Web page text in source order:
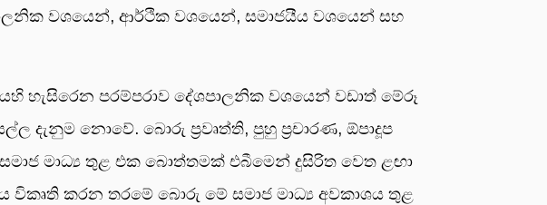
වශයෙන්, ආර්ථික වශයෙන්, සමාජයීය වශයෙන් සහ
හැසිරෙන පරම්පරාව දේශපාලනික වශයෙන් වඩාත් මේරූ
දැනුම නොවේ. බොරු ප්‍රවෘත්ති, පුහු ප්‍රචාරණ, ඕපාදූප
සමාජ මාධ්‍ය තුළ එක බොත්තමක් එබීමෙන් දුසිරිත වෙත ළඟා
විකෘති කරන තරමේ බොරු මේ සමාජ මාධ්‍ය අවකාශය තුළ